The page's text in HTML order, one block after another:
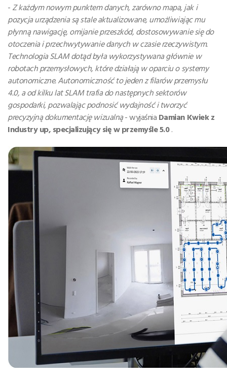
- Z każdym nowym punktem danych, zarówno mapa, jak i
pozycja urządzenia są stale aktualizowane, umożliwiając mu
płynną nawigację, omijanie przeszkód, dostosowywanie się do
otoczenia i przechwytywanie danych w czasie rzeczywistym.
Technologia SLAM dotąd była wykorzystywana głównie w
robotach przemysłowych, które działają w oparciu o systemy
autonomiczne. Autonomiczność to jeden z filarów przemysłu
4.0, a od kilku lat SLAM trafia do następnych sektorów
gospodarki, pozwalając podnosić wydajność i tworzyć
precyzyjną dokumentację wizualną- wyjaśnia Damian Kwiek z
Industry up, specjalizujący się w przemyśle 5.0.